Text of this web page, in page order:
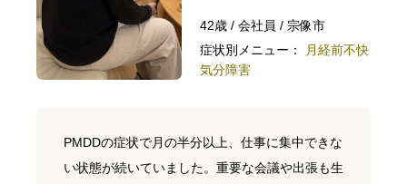
42歳 / 会社員 / 宗像市
症状別メニュー：
月経前不快
気分障害
PMDDの症状で月の半分以上、仕事に集中できな
い状態が続いていました。重要な会議や出張も生